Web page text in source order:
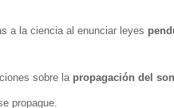
a la ciencia al enunciar leyes
sobre la propagación del
propague.